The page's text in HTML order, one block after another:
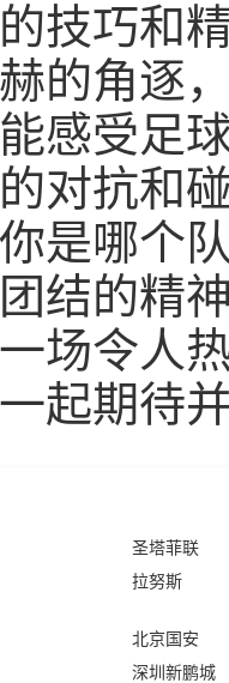
技巧和
的角逐
感受足
对抗和
是哪个
结的精
场令人
起期待
圣塔菲联
拉努斯
北京国安
深圳新鹏城